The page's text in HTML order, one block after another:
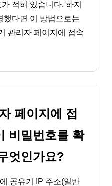
적혀 있습니다. 하지
했다면 이 방법으로는
관리자 페이지에 접속
페이지에 접
비밀번호를 확
엇인가요?
공유기 IP 주소(일반